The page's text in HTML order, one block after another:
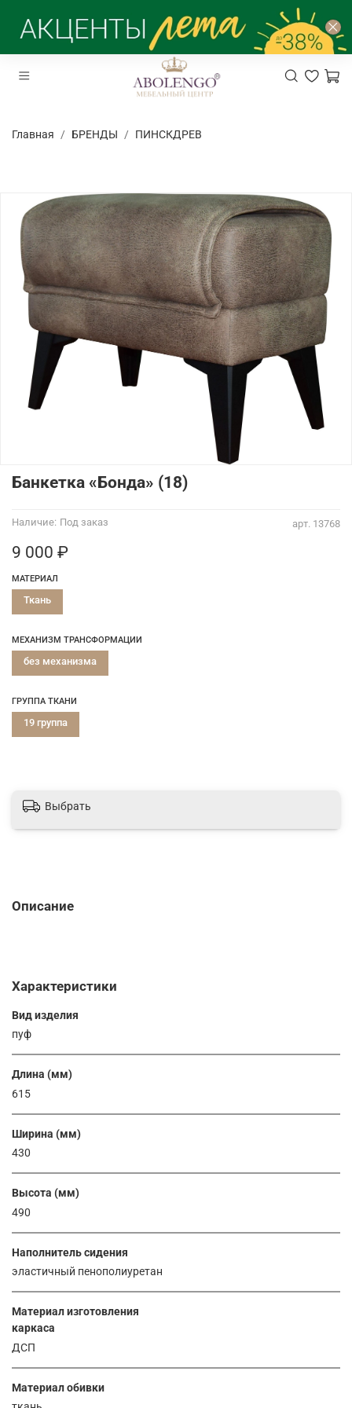
Главная БРЕНДЫ ПИНСКДРЕВ
арт. 13768
Наличие: Под заказ
Банкетка «Бонда» (18)
9 000 ₽
МАТЕРИАЛ
Ткань
МЕХАНИЗМ ТРАНСФОРМАЦИИ
без механизма
ГРУППА ТКАНИ
19 группа
Выбрать
Описание
Характеристики
Вид изделия
пуф
Длина (мм)
615
Ширина (мм)
430
Высота (мм)
490
Наполнитель сидения
эластичный пенополиуретан
Материал изготовления
каркаса
ДСП
Материал обивки